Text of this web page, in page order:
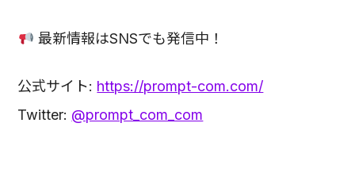
最新情報はSNSでも発信中！
公式サイト: https://prompt-com.com/
Twitter: @prompt_com_com